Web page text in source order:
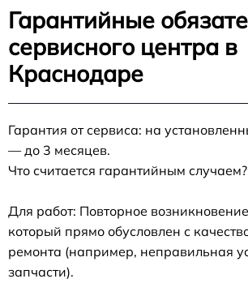
Гарантийные
сервисного центра в
Краснодаре
Гарантия от сервиса: на
— до 3 месяцев.
Что считается гарантийным случаем?
Для работ: Повторное
который прямо обусловлен с
ремонта (например, неправильная
запчасти).